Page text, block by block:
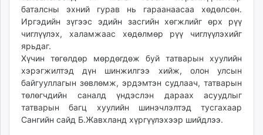
tac.mn
paparazzi.mn
unread.today
баталсны эхний гурав нь гараанаасаа хөдөлсөн.
Иргэдийн зүгээс эдийн засгийн хөгжлийг өрх рүү
чиглүүлэх, халамжаас хөдөлмөр рүү чиглүүлэхийг
ярьдаг.
Хүчин төгөлдөр мөрдөгдөж буй татварын хуулийн
хэрэгжилтэд дүн шинжилгээ хийж, олон улсын
байгууллагын зөвлөмж, эрдэмтэн судлаач, татварын
төлөгчдийн саналд үндэслэн дараах асуудлыг
татварын багц хуулийн шинэчлэлтэд тусгахаар
Сангийн сайд Б.Жавхланд хүргүүлэхээр шийдлээ.